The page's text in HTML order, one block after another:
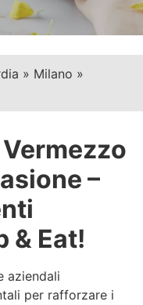
» Milano »
–
& Eat!
aziendali
per rafforzare i